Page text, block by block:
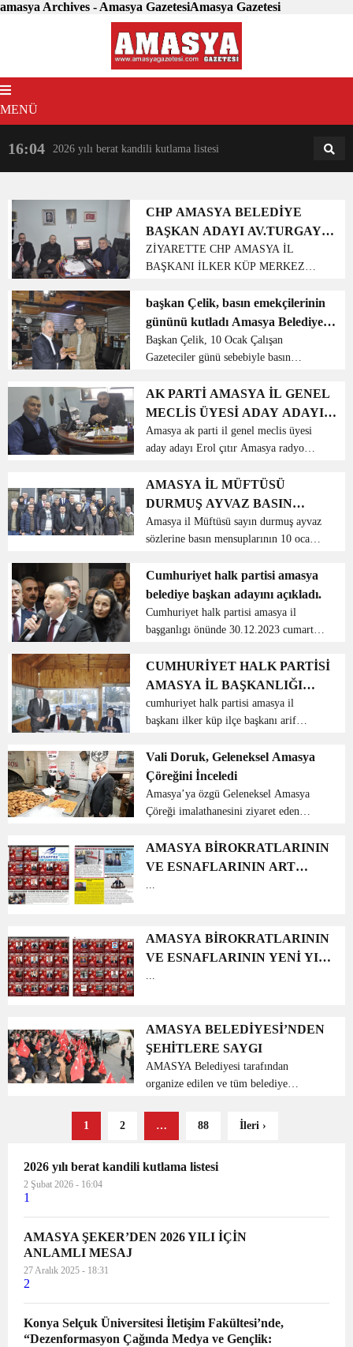
amasya Archives - Amasya GazetesiAmasya Gazetesi
MENÜ
16:04 2026 yılı berat kandili kutlama listesi 18:31
CHP AMASYA BELEDİYE
BAŞKAN ADAYI AV.TURGAY
SEVİNDİ HASAN KARATAŞA
ZİYARETTE BULUNDU.
ZİYARETTE CHP AMASYA İL
BAŞKANI İLKER KÜP MERKEZ
FERAHOGLUDA KATILDI SEVİNDİ
SEBEBİ ZİYARETİN 10 OCAK
GAZETECİLER GÜNÜ OLDUGUNU
BELİRTTİ VE AMASYA RADYO
KURU...
başkan Çelik, basın emekçilerinin
gününü kutladı Amasya Belediye
Başkanı Dr. Bayram Çelik, 10
Ocak Çalışan Gazeteciler Günü’nde
mensuplarıyla bir araya geldi.
Başkan Çelik, 10 Ocak Çalışan
Gazeteciler günü sebebiyle basın
düzenledi. Özgür basın kavramını
sonuna kadar destekleyen bir belediye
başkanı olarak günün sadece bir ...
AK PARTİ AMASYA İL GENEL
MECLİS ÜYESİ ADAY ADAYI
EROL ÇITIRDAN KARATAŞA
ZİYARET
Amasya ak parti il genel meclis üyesi
aday adayı Erol çıtır Amasya radyo
başkanı hasan Karataş ı makamında
ziyaret etti hoş sohbetle devam eden
ziyarete hasan Karataş ...
AMASYA İL MÜFTÜSÜ
DURMUŞ AYVAZ BASIN
MENSUPLARI İLE KAHVALTI
PROGRAMINDA BİR ARAYA
Amasya il Müftüsü sayın durmuş ayvaz
sözlerine basın mensuplarının 10 ocak
Ceza evlerinde 3 tane hafız olduğunu
belirtti uzun hoş sohbetin ardından din
demek sevg...
Cumhuriyet halk partisi amasya
belediye başkan adayını açıkladı.
Cumhuriyet halk partisi amasya il
başganlıgı önünde 30.12.2023 cumartesi
programı düzenledi programa amasya
chp milletvekili reşat karagöz Merzifon
belediye baş...
CUMHURİYET HALK PARTİSİ
AMASYA İL BAŞKANLIĞI
KAHVALTI PROGRAMI…
cumhuriyet halk partisi amasya il
başkanı ilker küp ilçe başkanı arif
sevindi millletvekili reşat karagözün
katılımları ile basın mensupları için
kahvaltı progra...
Vali Doruk, Geleneksel Amasya
Çöreğini İnceledi
Amasya’ya özgü Geleneksel Amasya
Çöreği imalathanesini ziyaret eden
ustalardan bu özel lezzetle ilgili bilgiler
aldı....
AMASYA BİROKRATLARININ
VE ESNAFLARININ ART
AMASYA GAZATESİNDE
...
AMASYA BİROKRATLARININ
VE ESNAFLARININ YENİ YIL
MESAJLARI
...
AMASYA BELEDİYESİ’NDEN
ŞEHİTLERE SAYGI
AMASYA Belediyesi tarafından
organize edilen ve tüm belediye
duruşu programı düzenlendi.Amasya
1 2 … 88 İleri ›
2026 yılı berat kandili kutlama listesi
2 Şubat 2026 - 16:04
1
AMASYA ŞEKER’DEN 2026 YILI İÇİN
ANLAMLI MESAJ
27 Aralık 2025 - 18:31
2
Konya Selçuk Üniversitesi İletişim Fakültesi’nde,
“Dezenformasyon Çağında Medya ve Gençlik: